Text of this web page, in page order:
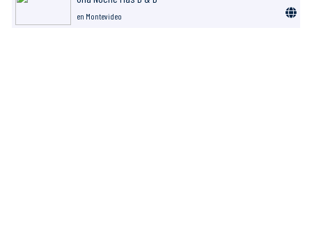
en Montevideo